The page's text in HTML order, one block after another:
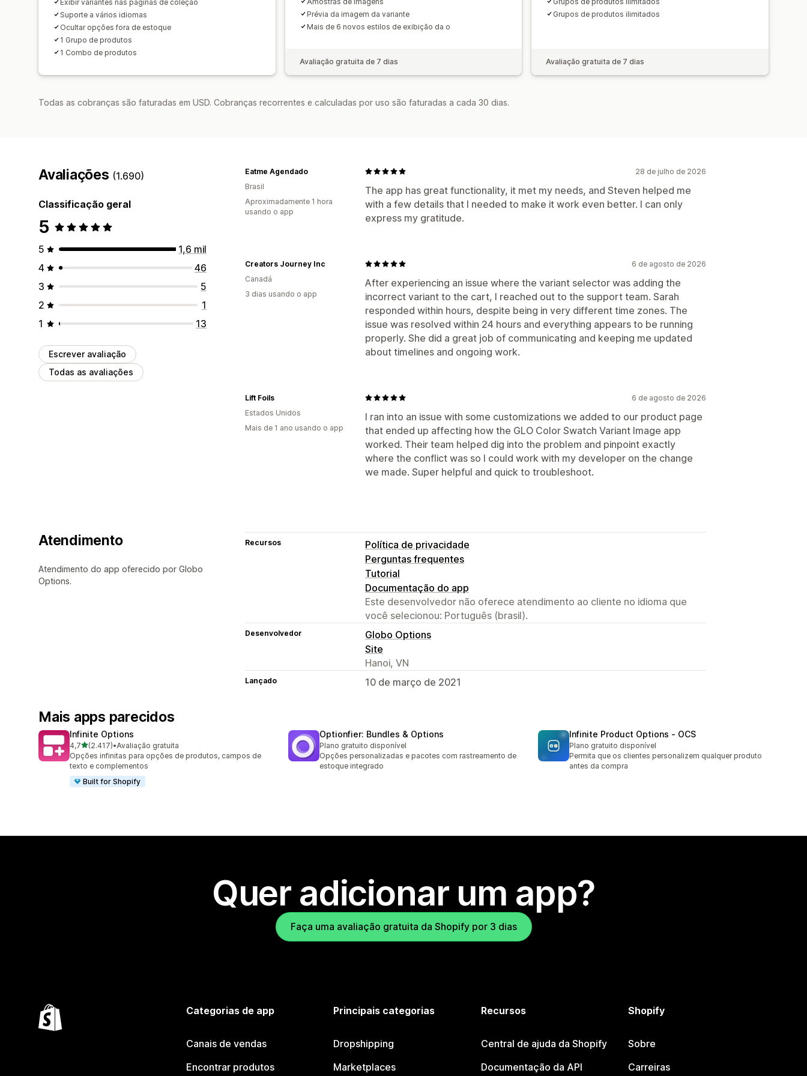
Exibir variantes nas páginas de coleção
Suporte a vários idiomas
Ocultar opções fora de estoque
1 Grupo de produtos
1 Combo de produtos
Prévia da imagem da variante
Mais de 6 novos estilos de exibição da o
Avaliação gratuita de 7 dias
Grupos de produtos ilimitados
Avaliação gratuita de 7 dias
Todas as cobranças são faturadas em USD. Cobranças recorrentes e calculadas por uso são faturadas a cada 30 dias.
Avaliações (1.690)
Classificação geral
5
5
1,6 mil
4
46
3
5
2
1
1
13
Escrever avaliação
Todas as avaliações
28 de julho de 2026
The app has great functionality, it met my needs, and Steven helped me
with a few details that I needed to make it work even better. I can only
express my gratitude.
Eatme Agendado
Brasil
Aproximadamente 1 hora
usando o app
6 de agosto de 2026
After experiencing an issue where the variant selector was adding the
incorrect variant to the cart, I reached out to the support team. Sarah
responded within hours, despite being in very different time zones. The
issue was resolved within 24 hours and everything appears to be running
properly. She did a great job of communicating and keeping me updated
about timelines and ongoing work.
Creators Journey Inc
Canadá
3 dias usando o app
6 de agosto de 2026
I ran into an issue with some customizations we added to our product page
that ended up affecting how the GLO Color Swatch Variant Image app
worked. Their team helped dig into the problem and pinpoint exactly
where the conflict was so I could work with my developer on the change
we made. Super helpful and quick to troubleshoot.
Lift Foils
Estados Unidos
Mais de 1 ano usando o app
Atendimento
Atendimento do app oferecido por Globo
Options.
Recursos
Política de privacidade
Perguntas frequentes
Tutorial
Documentação do app
Este desenvolvedor não oferece atendimento ao cliente no idioma que
você selecionou: Português (brasil).
Desenvolvedor
Globo Options
Site
Hanoi, VN
Lançado 10 de março de 2021
Mais apps parecidos
Infinite Options
4,7de 5 estrelas
(2.417)
2417 avaliações ao todo
•Avaliação gratuita
Opções infinitas para opções de produtos, campos de
texto e complementos
Built for Shopify
Optionfier: Bundles & Options
Plano gratuito disponível
Opções personalizadas e pacotes com rastreamento de
estoque integrado
Infinite Product Options ‑ OCS
Plano gratuito disponível
Permita que os clientes personalizem qualquer produto
antes da compra
Quer adicionar um app?
Faça uma avaliação gratuita da Shopify por 3 dias
Categorias de app
Canais de vendas
Encontrar produtos
Principais categorias
Dropshipping
Marketplaces
Recursos
Central de ajuda da Shopify
Documentação da API
Shopify
Sobre
Carreiras